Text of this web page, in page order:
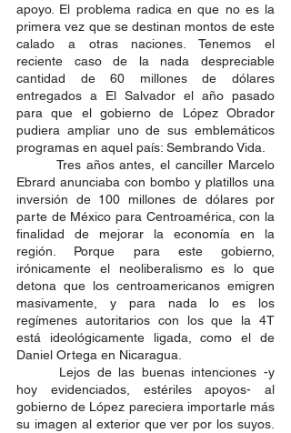
apoyo. El problema radica en que no es la
primera vez que se destinan montos de este
calado a otras naciones. Tenemos el
reciente caso de la nada despreciable
cantidad de 60 millones de dólares
entregados a El Salvador el año pasado
para que el gobierno de López Obrador
pudiera ampliar uno de sus emblemáticos
programas en aquel país: Sembrando Vida.
Ebrard anunciaba con bombo y platillos una
inversión de 100 millones de dólares por
parte de México para Centroamérica, con la
finalidad de mejorar la economía en la
región. Porque para este gobierno,
irónicamente el neoliberalismo es lo que
detona que los centroamericanos emigren
masivamente, y para nada lo es los
regímenes autoritarios con los que la 4T
está ideológicamente ligada, como el de
Daniel Ortega en Nicaragua.
hoy evidenciados, estériles apoyos- al
gobierno de López pareciera importarle más
su imagen al exterior que ver por los suyos.